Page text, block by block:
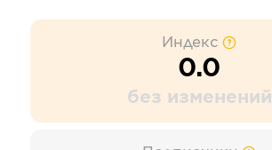
Индекс
0.0
без изменений